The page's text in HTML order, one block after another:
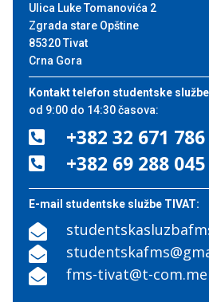
Ulica Luke Tomanovića 2
Zgrada stare Opštine
85320 Tivat
Crna Gora
Kontakt telefon studentske službe
od 9:00 do 14:30 časova:
 +382 32 671 786
 +382 69 288 045
E-mail studentske službe TIVAT:


 fms-tivat@t-com.me